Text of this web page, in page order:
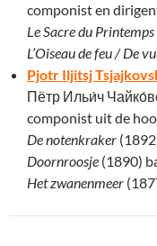
componist en
Le Sacre du Printemps
L’Oiseau de feu / De
Pjotr Iljitsj
Пётр Ильи́ч
componist uit de
De notenkraker
Doornroosje (1890)
Het zwanenmeer